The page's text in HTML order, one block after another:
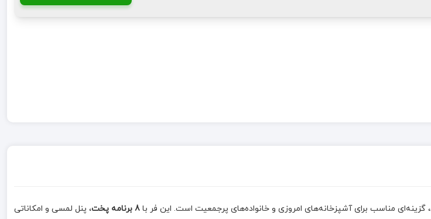
، گزینه‌ای مناسب برای آشپزخانه‌های امروزی و خانواده‌های پرجمعیت است. این فر با 8 برنامه پخت
، پنل لمسی و امکاناتی